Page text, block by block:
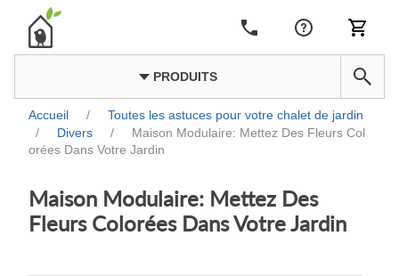
PRODUITS
Accueil /
Toutes les astuces pour votre chalet de jardin
/
Divers /
Maison Modulaire: Mettez Des Fleurs Col
orées Dans Votre Jardin
Maison Modulaire: Mettez Des
Fleurs Colorées Dans Votre Jardin